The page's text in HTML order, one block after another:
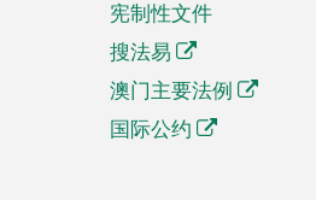
宪制性文件
搜法易
澳门主要法例
国际公约